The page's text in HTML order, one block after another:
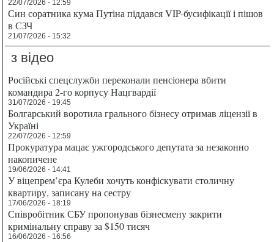
22/07/2026 - 12:59
Син соратника кума Путіна піддався VIP-бусифікації і пішов
в СЗЧ
21/07/2026 - 15:32
з відео
Російські спецслужби переконали пенсіонера вбити
командира 2-го корпусу Нацгвардії
31/07/2026 - 19:45
Болгарський воротила грального бізнесу отримав ліцензії в
Україні
22/07/2026 - 12:59
Прокуратура мацає ужгородського депутата за незаконно
накопичене
19/06/2026 - 14:41
У віцепрем’єра Кулеби хочуть конфіскувати столичну
квартиру, записану на сестру
17/06/2026 - 18:19
Співробітник СБУ пропонував бізнесмену закрити
кримінальну справу за $150 тисяч
16/06/2026 - 16:56